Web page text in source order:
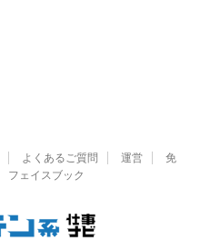
よくあるご質問 運営
免
フェイスブック